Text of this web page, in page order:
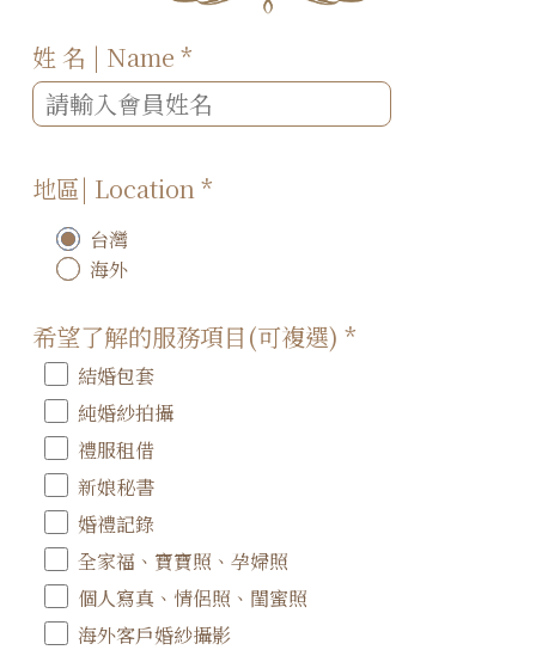
姓 名 | Name*
地區| Location*
台灣
海外
希望了解的服務項目(可複選)*
結婚包套
純婚紗拍攝
禮服租借
新娘秘書
婚禮記錄
全家福、寶寶照、孕婦照
個人寫真、情侶照、閨蜜照
海外客戶婚紗攝影